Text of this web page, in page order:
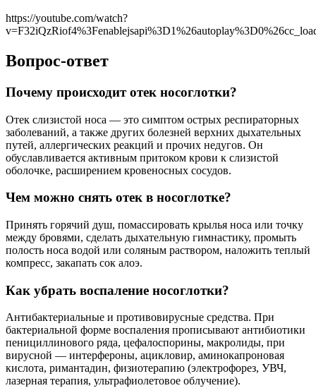
https://youtube.com/watch?
Вопрос-ответ
Почему происходит отек носоглотки?
Отек слизистой носа — это симптом острых респираторных
заболеваний, а также других болезней верхних дыхательных
путей, аллергических реакций и прочих недугов. Он
обуславливается активным притоком крови к слизистой
оболочке, расширением кровеносных сосудов.
Чем можно снять отек в носоглотке?
Принять горячий душ, помассировать крылья носа или точку
между бровями, сделать дыхательную гимнастику, промыть
полость носа водой или соляным раствором, наложить теплый
компресс, закапать сок алоэ.
Как убрать воспаление носоглотки?
Антибактериальные и противовирусные средства. При
бактериальной форме воспаления прописывают антибиотики
пенициллинового ряда, цефалоспорины, макролиды, при
вирусной — интерфероны, ацикловир, аминокапроновая
кислота, римантадин, физиотерапию (электрофорез, УВЧ,
лазерная терапия, ультрафиолетовое облучение).